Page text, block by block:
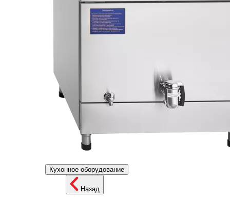
Кухонное оборудование
Назад